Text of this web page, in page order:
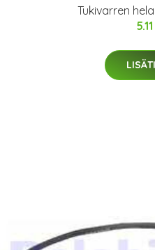
Tukivarren hela